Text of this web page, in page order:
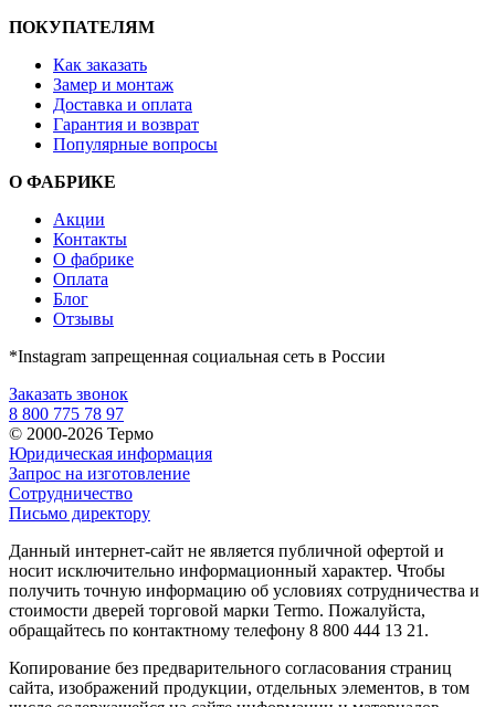
ПОКУПАТЕЛЯМ
Как заказать
Замер и монтаж
Доставка и оплата
Гарантия и возврат
Популярные вопросы
О ФАБРИКЕ
Акции
Контакты
О фабрике
Оплата
Блог
Отзывы
*Instagram запрещенная социальная сеть в России
Заказать звонок
8 800 775 78 97
© 2000-2026 Термо
Юридическая информация
Запрос на изготовление
Сотрудничество
Письмо директору
Данный интернет-сайт не является публичной офертой и
носит исключительно информационный характер. Чтобы
получить точную информацию об условиях сотрудничества и
стоимости дверей торговой марки Termo. Пожалуйста,
обращайтесь по контактному телефону 8 800 444 13 21.
Копирование без предварительного согласования страниц
сайта, изображений продукции, отдельных элементов, в том